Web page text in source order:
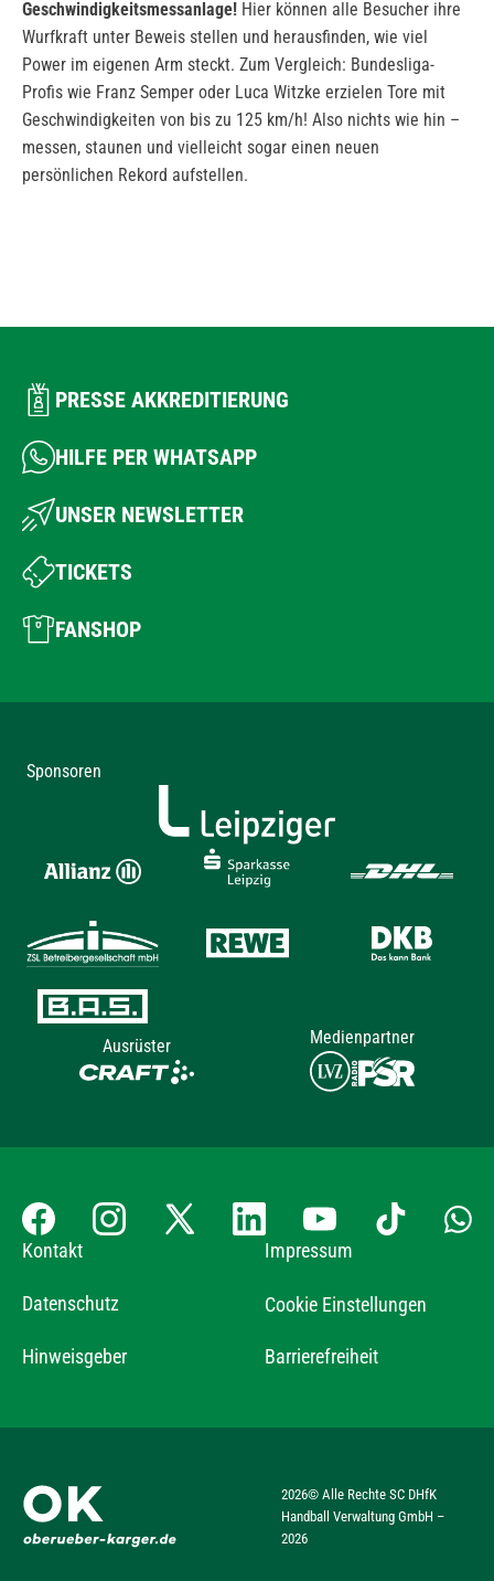
Geschwindigkeitsmessanlage! Hier können alle Besucher ihre
Wurfkraft unter Beweis stellen und herausfinden, wie viel
Power im eigenen Arm steckt. Zum Vergleich: Bundesliga-
Profis wie Franz Semper oder Luca Witzke erzielen Tore mit
Geschwindigkeiten von bis zu 125 km/h! Also nichts wie hin –
messen, staunen und vielleicht sogar einen neuen
persönlichen Rekord aufstellen.
PRESSE AKKREDITIERUNG
HILFE PER WHATSAPP
UNSER NEWSLETTER
TICKETS
FANSHOP
Sponsoren
Ausrüster Medienpartner
Kontakt Impressum
Datenschutz Cookie Einstellungen
Hinweisgeber Barrierefreiheit
2026© Alle Rechte SC DHfK
Handball Verwaltung GmbH –
2026